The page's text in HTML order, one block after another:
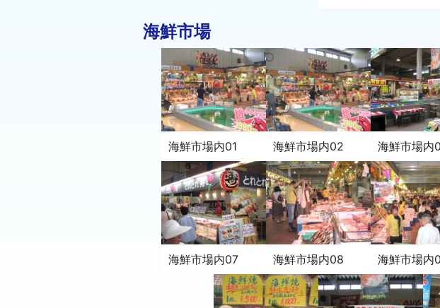
海鮮市場
海鮮市場内01 海鮮市場内02 海鮮市場内
海鮮市場内07 海鮮市場内08 海鮮市場内